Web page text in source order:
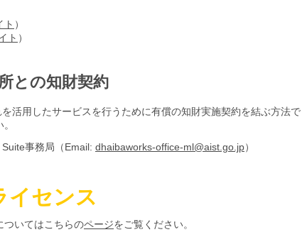
ト ）
ト ）
との知財契約
活用したサービスを行うために有償の知財実施契約を結ぶ方法で
Suite事務局（Email: dhaibaworks-office-ml@aist.go.jp）
イセンス
ついてはこちらのページをご覧ください。